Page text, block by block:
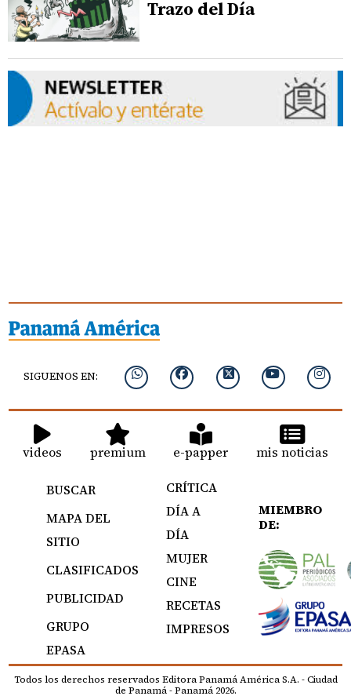
Trazo del Día
SIGUENOS EN:
videos premium e-papper mis noticias
BUSCAR
MAPA DEL
SITIO
CLASIFICADOS
PUBLICIDAD
GRUPO
EPASA
CRÍTICA
DÍA A
DÍA
MUJER
CINE
RECETAS
IMPRESOS
MIEMBRO
DE:
Todos los derechos reservados Editora Panamá América S.A. - Ciudad
de Panamá - Panamá 2026.